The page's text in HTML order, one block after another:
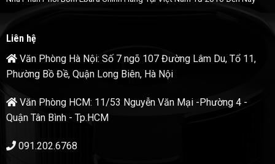
Liên hệ
Văn Phòng Hà Nội: Số 7 ngõ 107 Đường Lâm Du, Tổ 11,
Phường Bồ Đề, Quận Long Biên, Hà Nội
Văn Phòng HCM: 11/53 Nguyễn Văn Mại -Phường 4 -
Quận Tân Bình - Tp.HCM
091.202.6768